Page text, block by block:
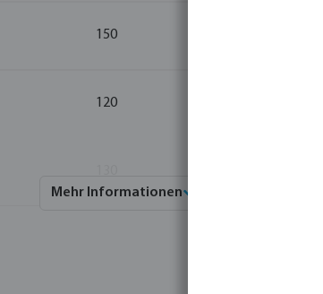
150
120
Mehr Informationen